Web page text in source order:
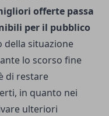
offerte passa
per il pubblico
della situazione
lo scorso fine
di restare
in quanto nei
ulteriori